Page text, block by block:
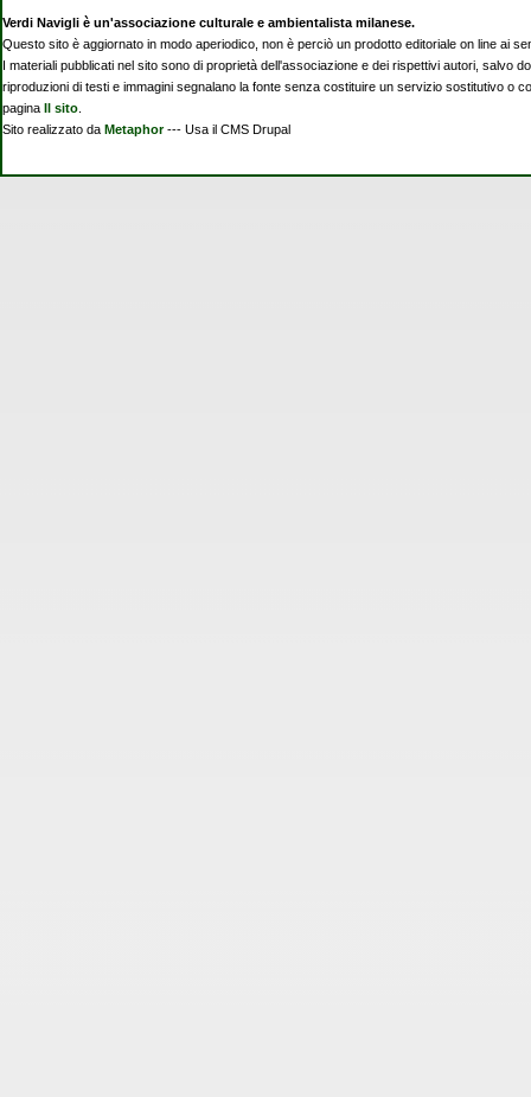
Verdi Navigli è un'associazione culturale e ambientalista milanese.
Questo sito è aggiornato in modo aperiodico, non è perciò un prodotto editoriale on line ai
I materiali pubblicati nel sito sono di proprietà dell'associazione e dei rispettivi autori,
riproduzioni di testi e immagini segnalano la fonte senza costituire un servizio sostitutivo o
pagina
Il sito.
Sito realizzato da Metaphor--- Usa il CMS Drupal